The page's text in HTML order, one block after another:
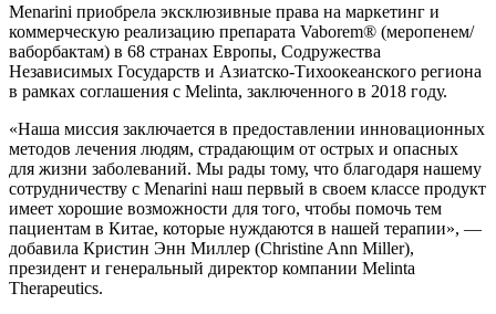
Menarini приобрела эксклюзивные права на маркетинг и
коммерческую реализацию препарата Vaborem® (меропенем/
ваборбактам) в 68 странах Европы, Содружества
Независимых Государств и Азиатско-Тихоокеанского региона
в рамках соглашения с Melinta, заключенного в 2018 году.
«Наша миссия заключается в предоставлении инновационных
методов лечения людям, страдающим от острых и опасных
для жизни заболеваний. Мы рады тому, что благодаря нашему
сотрудничеству с Menarini наш первый в своем классе продукт
имеет хорошие возможности для того, чтобы помочь тем
пациентам в Китае, которые нуждаются в нашей терапии», —
добавила Кристин Энн Миллер (Christine Ann Miller),
президент и генеральный директор компании Melinta
Therapeutics.